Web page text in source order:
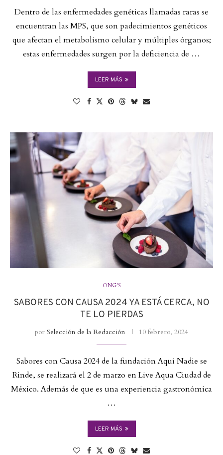
Dentro de las enfermedades genéticas llamadas raras se
encuentran las MPS, que son padecimientos genéticos
que afectan el metabolismo celular y múltiples órganos;
estas enfermedades surgen por la deficiencia de …
LEER MÁS
ONG'S
SABORES CON CAUSA 2024 YA ESTÁ CERCA, NO
TE LO PIERDAS
por Selección de la Redacción 10 febrero, 2024
Sabores con Causa 2024 de la fundación Aquí Nadie se
Rinde, se realizará el 2 de marzo en Live Aqua Ciudad de
México. Además de que es una experiencia gastronómica
…
LEER MÁS